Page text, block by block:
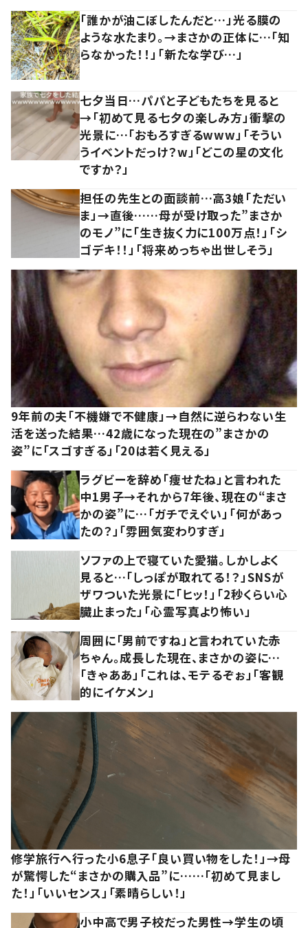
「誰かが油こぼしたんだと…」光る膜の
ような水たまり。→まさかの正体に…「知
らなかった！！」「新たな学び…」
七夕当日…パパと子どもたちを見ると
→「初めて見る七夕の楽しみ方」衝撃の
光景に…「おもろすぎるwww」「そうい
うイベントだっけ？w」「どこの星の文化
ですか？」
担任の先生との面談前…高3娘「ただい
ま」→直後……母が受け取った”まさか
のモノ”に「生き抜く力に100万点！」「シ
ゴデキ！！」「将来めっちゃ出世しそう」
9年前の夫「不機嫌で不健康」→自然に逆らわない生
活を送った結果…42歳になった現在の”まさかの
姿”に「スゴすぎる」「20は若く見える」
ラグビーを辞め「痩せたね」と言われた
中1男子→それから7年後、現在の“まさ
かの姿”に…「ガチでえぐい」「何があっ
たの？」「雰囲気変わりすぎ」
ソファの上で寝ていた愛猫。しかしよく
見ると…「しっぽが取れてる！？」SNSが
ザワついた光景に「ヒッ！」「2秒くらい心
臓止まった」「心霊写真より怖い」
周囲に「男前ですね」と言われていた赤
ちゃん。成長した現在、まさかの姿に…
「きゃああ」「これは、モテるぞぉ」「客観
的にイケメン」
修学旅行へ行った小6息子「良い買い物をした！」→母
が驚愕した“まさかの購入品”に……「初めて見まし
た！」「いいセンス」「素晴らしい！」
小中高で男子校だった男性→学生の頃